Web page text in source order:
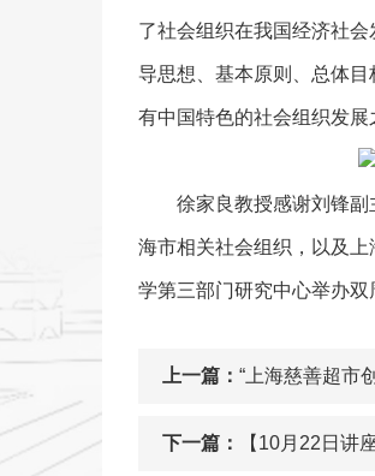
了社会组织在我国经济社
导思想、基本原则、总体
有中国特色的社会组织发展
徐家良教授感谢刘锋
海市相关社会组织，以及
学第三部门研究中心举办双
上一篇： “上海慈善超市
下一篇： 【10月22日讲